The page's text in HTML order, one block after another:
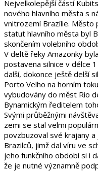
Nejvelkolepější částí
nového hlavního města s
vnitrozemí Brazílie. Město
statut hlavního města byl
skončením volebního
V deltě řeky Amazonky
postavena silnice v délce
další, dokonce ještě delší
Porto Velho na horním
vybudovány do měst Rio
Bynamickým ředitelem
Svými průběžnými
zemi se stal velmi
povzbuzoval své krajany
Brazilců, jimž dal víru ve
jeho funkčního období si i
že je nutné významně